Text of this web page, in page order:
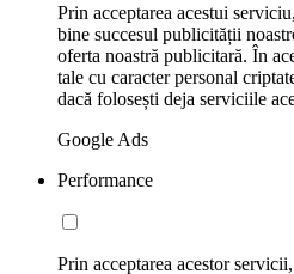
Prin acceptarea acestui
bine succesul publicității
oferta noastră publicitară. În
tale cu caracter personal
dacă folosești deja serviciile
Google Ads
Performance
Prin acceptarea acestor